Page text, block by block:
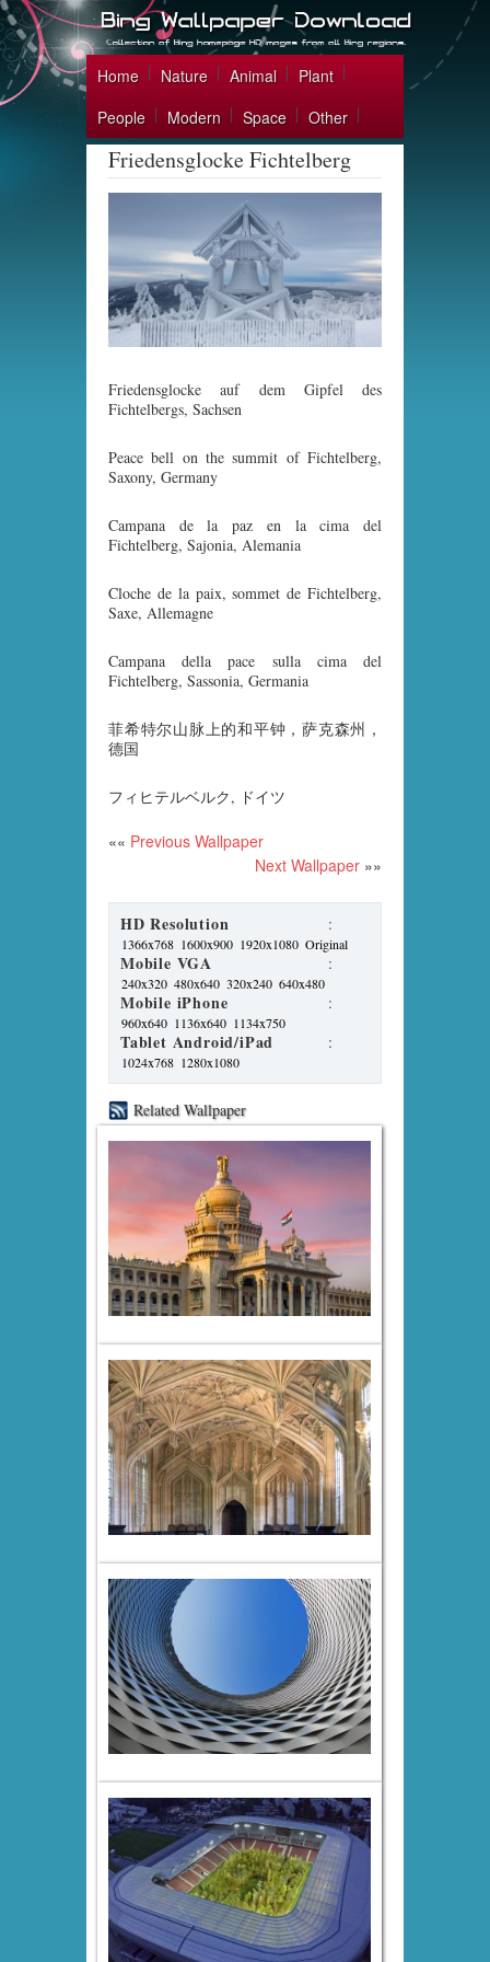
Home Nature Animal
Plant
People
Modern Space Other
Friedensglocke Fichtelberg
Friedensglocke auf dem Gipfel des
Fichtelbergs, Sachsen
Peace bell on the summit of Fichtelberg,
Saxony, Germany
Campana de la paz en la cima del
Fichtelberg, Sajonia, Alemania
Cloche de la paix, sommet de Fichtelberg,
Saxe, Allemagne
Campana della pace sulla cima del
Fichtelberg, Sassonia, Germania
菲希特尔山脉上的和平钟，萨克森州，
德国
フィヒテルベルク, ドイツ
«« Previous Wallpaper
Next Wallpaper »»
HD Resolution :
1366x768 1600x900 1920x1080 Original
Mobile VGA :
240x320 480x640 320x240 640x480
Mobile iPhone :
960x640 1136x640 1134x750
Tablet Android/iPad :
1024x768 1280x1080
Related Wallpaper